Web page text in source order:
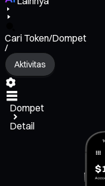
Cari Token/Dompet
/
Aktivitas
Dompet
Detail